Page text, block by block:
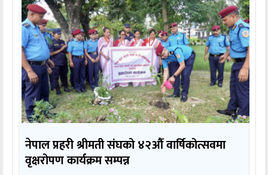
नेपाल प्रहरी श्रीमती संघको ४२औँ वार्षिकोत्सवमा
वृक्षरोपण कार्यक्रम सम्पन्न